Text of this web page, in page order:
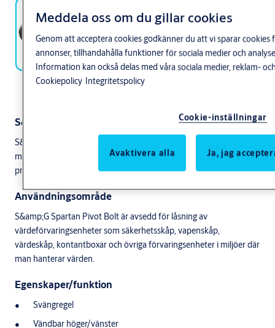
S&G Spartan Pivot Bolt
S&amp;G Spartan Pivot Bolt är ett elektroniskt kombinationslås
med svängregel och möjlighet till 2 koder/användare. All
programmering av låset sker via knappsatsen.
Användningsområde
S&amp;G Spartan Pivot Bolt är avsedd för låsning av
värdeförvaringsenheter som säkerhetsskåp, vapenskåp,
värdeskåp, kontantboxar och övriga förvaringsenheter i miljöer där
man hanterar värden.
Egenskaper/funktion
Svängregel
Vändbar höger/vänster
Meddela oss om du gillar cookies
Genom att acceptera cookies godkänner du att vi sparar cookies
annonser, tillhandahålla funktioner för sociala medier och
Information kan också delas med våra sociala medier, reklam-
Cookiepolicy Integritetspolicy
Cookie-inställningar
Avaktivera alla Ja, jag